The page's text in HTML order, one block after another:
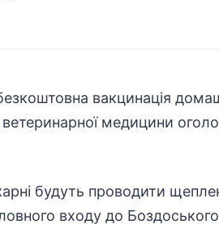
вакцинація
медицини
будуть проводити
входу до